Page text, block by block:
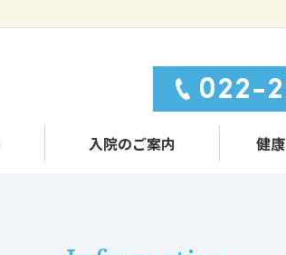
022-
入院のご案内 健